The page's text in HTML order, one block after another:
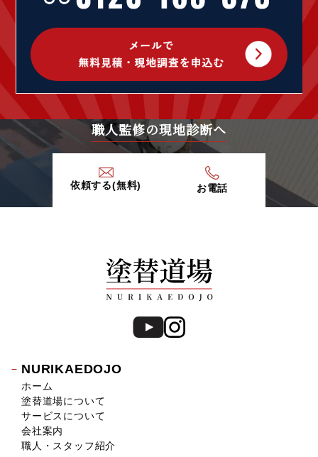
職人監修の現地診断へ
依頼する(無料) お電話
NURIKAEDOJO
ホーム
塗替道場について
サービスについて
会社案内
職人・スタッフ紹介